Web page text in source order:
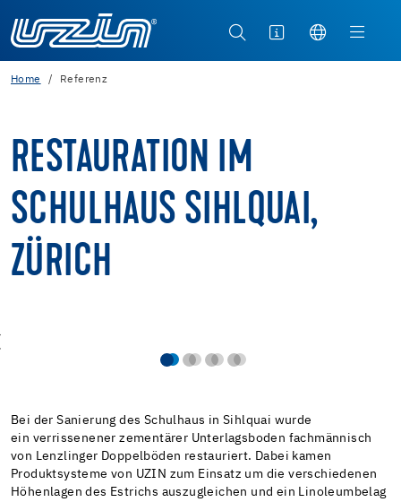
Home Referenz
RESTAURATION IM
SCHULHAUS SIHLQUAI,
ZÜRICH
Bei der Sanierung des Schulhaus in Sihlquai wurde
ein verrissenener zementärer Unterlagsboden fachmännisch
von Lenzlinger Doppelböden restauriert. Dabei kamen
Produktsysteme von UZIN zum Einsatz um die verschiedenen
Höhenlagen des Estrichs auszugleichen und ein Linoleumbelag